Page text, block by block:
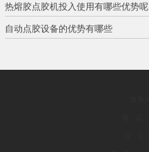
热熔胶点胶机投入使用有哪些优势呢
自动点胶设备的优势有哪些